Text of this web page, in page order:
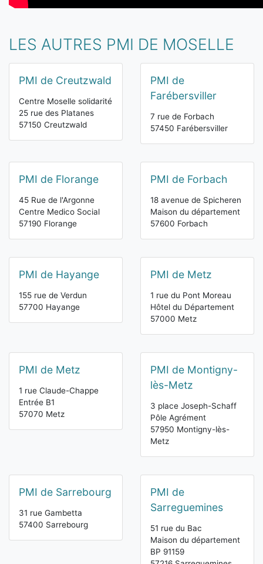
LES AUTRES PMI DE MOSELLE
PMI de Creutzwald
Centre Moselle solidarité
25 rue des Platanes
57150 Creutzwald
PMI de
Farébersviller
7 rue de Forbach
57450 Farébersviller
PMI de Florange
45 Rue de l'Argonne
Centre Medico Social
57190 Florange
PMI de Forbach
18 avenue de Spicheren
Maison du département
57600 Forbach
PMI de Hayange
155 rue de Verdun
57700 Hayange
PMI de Metz
1 rue du Pont Moreau
Hôtel du Département
57000 Metz
PMI de Metz
1 rue Claude-Chappe
Entrée B1
57070 Metz
PMI de Montigny-
lès-Metz
3 place Joseph-Schaff
Pôle Agrément
57950 Montigny-lès-
Metz
PMI de Sarrebourg
31 rue Gambetta
57400 Sarrebourg
PMI de
Sarreguemines
51 rue du Bac
Maison du département
BP 91159